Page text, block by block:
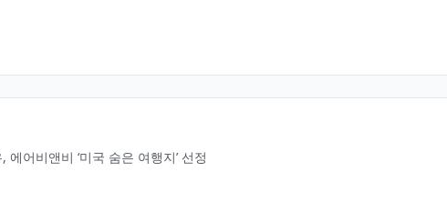
어비앤비 ‘미국 숨은 여행지’ 선정